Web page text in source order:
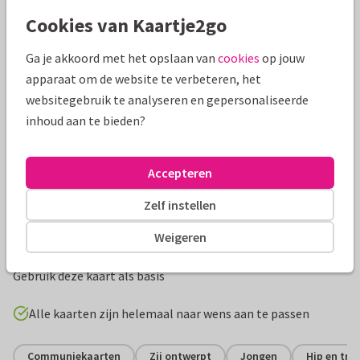
Productinformatie
Moderne uitnodiging voor communie. Alle tekst kun je naar
wens aanpassen, verander ook de kleur van de achtergrond.
Gebruik deze kaart als basis
Alle kaarten zijn helemaal naar wens aan te passen
Communiekaarten Zij ontwerpt Jongen Hip en
Cookies van Kaartje2go
Ga je akkoord met het opslaan van cookies op jouw
apparaat om de website te verbeteren, het
websitegebruik te analyseren en gepersonaliseerde
inhoud aan te bieden?
Weigeren
Zelf instellen
Accepteren